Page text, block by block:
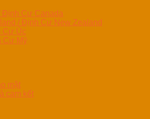
Định Cư Canada
/ Định Cư New Zealand
Cư Úc
Cư Mỹ
mật
cam kết